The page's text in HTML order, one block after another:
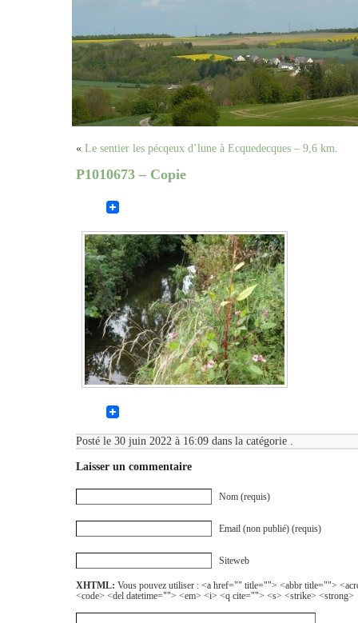
« Le sentier les pécqeux d’lune à Ecquedecques – 9,6 km.
P1010673 – Copie
Posté le 30 juin 2022 à 16:09 dans la catégorie .
Laisser un commentaire
Nom (requis)
Email (non publié) (requis)
Siteweb
XHTML: Vous pouvez utiliser : <a href="" title=""> <abbr title="">
<code> <del datetime=""> <em> <i> <q cite=""> <s> <strike> <strong>